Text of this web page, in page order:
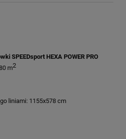
SPEEDsport HEXA POWER PRO
m2
liniami: 1155x578 cm